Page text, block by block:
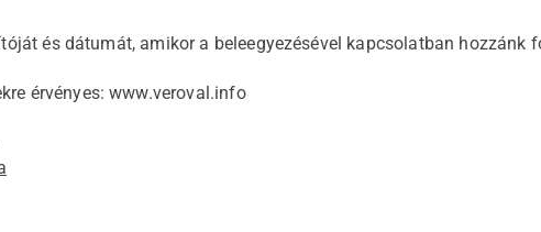
és dátumát, amikor a beleegyezésével kapcsolatban hozzánk
érvényes: www.veroval.info